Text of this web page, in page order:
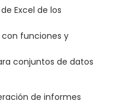
Excel de los
funciones y
conjuntos de datos
de informes